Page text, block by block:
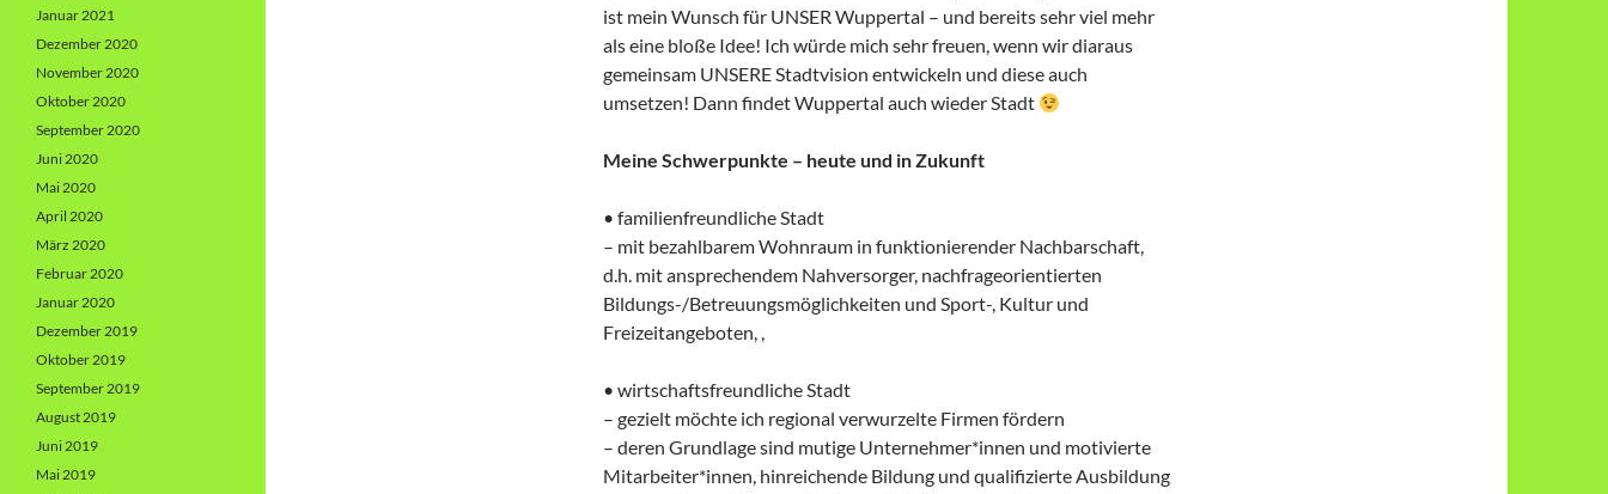
ist mein Wunsch für UNSER Wuppertal – und bereits sehr viel mehr
als eine bloße Idee! Ich würde mich sehr freuen, wenn wir diaraus
gemeinsam UNSERE Stadtvision entwickeln und diese auch
umsetzen! Dann findet Wuppertal auch wieder Stadt
Meine Schwerpunkte – heute und in Zukunft
• familienfreundliche Stadt
– mit bezahlbarem Wohnraum in funktionierender Nachbarschaft,
d.h. mit ansprechendem Nahversorger, nachfrageorientierten
Bildungs-/Betreuungsmöglichkeiten und Sport-, Kultur und
Freizeitangeboten, ,
• wirtschaftsfreundliche Stadt
– gezielt möchte ich regional verwurzelte Firmen fördern
– deren Grundlage sind mutige Unternehmer*innen und motivierte
Mitarbeiter*innen, hinreichende Bildung und qualifizierte Ausbildung
Januar 2021
Dezember 2020
November 2020
Oktober 2020
September 2020
Juni 2020
Mai 2020
April 2020
März 2020
Februar 2020
Januar 2020
Dezember 2019
Oktober 2019
September 2019
August 2019
Juni 2019
Mai 2019